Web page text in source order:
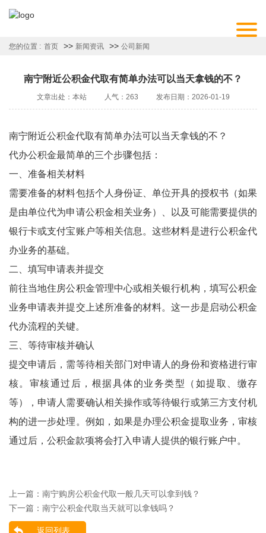
您的位置 : 首页 >> 新闻资讯 >> 公司新闻
南宁附近公积金代取有简单办法可以当天拿钱的不？
文章出处：本站 人气：263 发布日期：2026-01-19
南宁附近公积金代取有简单办法可以当天拿钱的不？
代办公积金最简单的三个步骤包括：
一、准备相关材料
需要准备的材料包括个人身份证、单位开具的授权书（如果
是由单位代为申请公积金相关业务）、以及可能需要提供的
银行卡或支付宝账户等相关信息。这些材料是进行公积金代
办业务的基础。
二、填写申请表并提交
前往当地住房公积金管理中心或相关银行机构，填写公积金
业务申请表并提交上述所准备的材料。这一步是启动公积金
代办流程的关键。
三、等待审核并确认
提交申请后，需等待相关部门对申请人的身份和资格进行审
核。审核通过后，根据具体的业务类型（如提取、缴存
等），申请人需要确认相关操作或等待银行或第三方支付机
构的进一步处理。例如，如果是办理公积金提取业务，审核
通过后，公积金款项将会打入申请人提供的银行账户中。
上一篇： 南宁购房公积金代取一般几天可以拿到钱？
下一篇： 南宁公积金代取当天就可以拿钱吗？
返回列表